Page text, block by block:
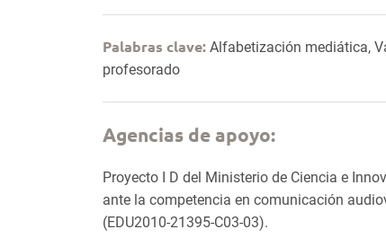
Palabras clave: Alfabetización mediática,
profesorado
Agencias de apoyo:
Proyecto I D del Ministerio de Ciencia e
ante la competencia en comunicación
(EDU2010-21395-C03-03).